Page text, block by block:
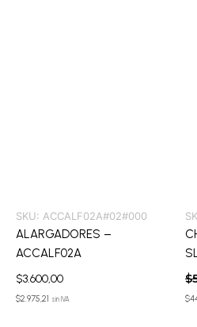
SKU: ACCALF02A#02#000
ALARGADORES –
ACCALF02A
$3.600,00
$2.975,21 sin IVA
$
$